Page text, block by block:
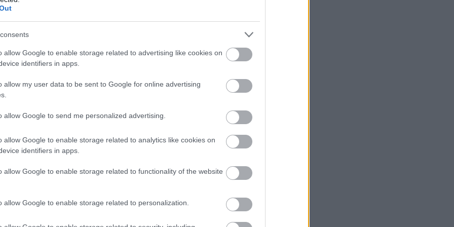
allow Google to enable storage related to advertising like cookies on
identifiers in apps.
allow my user data to be sent to Google for online advertising
allow Google to send me personalized advertising.
allow Google to enable storage related to analytics like cookies on
identifiers in apps.
allow Google to enable storage related to functionality of the website
allow Google to enable storage related to personalization.
Bauskas
nošauto suņu
asaras
situācijā
kur tā laika Konservatorijas koris
ir vēl daži atsevišķi senāki un jaunāki
dzimšanas dienu, un toreiz radās ideja par
reizē kovidam jāpateicas, jo brīdī, kad
kultūrkapitāla fondā radās atbalsta mehānismi,
manu senloloto ideju, projekts tika
ja pasaulē nebūtu notikusi šī lielā ķibele, disks